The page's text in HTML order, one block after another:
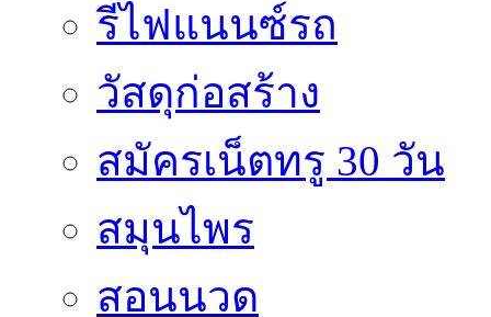
รีไฟแนนซ์รถ
วัสดุก่อสร้าง
สมัครเน็ตทรู 30 วัน
สมุนไพร
สอนนวด